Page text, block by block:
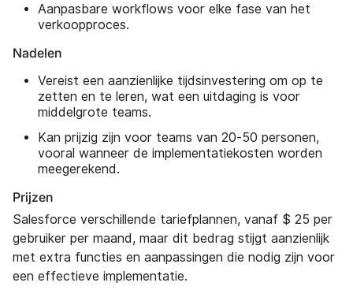
Aanpasbare workflows voor elke fase van het
verkoopproces.
Nadelen
Vereist een aanzienlijke tijdsinvestering om op te
zetten en te leren, wat een uitdaging is voor
middelgrote teams.
Kan prijzig zijn voor teams van 20-50 personen,
vooral wanneer de implementatiekosten worden
meegerekend.
Prijzen
Salesforce verschillende tariefplannen, vanaf $ 25 per
gebruiker per maand, maar dit bedrag stijgt aanzienlijk
met extra functies en aanpassingen die nodig zijn voor
een effectieve implementatie.